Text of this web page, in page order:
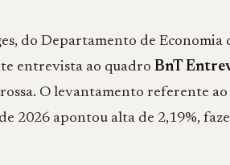
do Departamento de Economia
entrevista ao quadro BnT
O levantamento referente
2026 apontou alta de 2,19%,